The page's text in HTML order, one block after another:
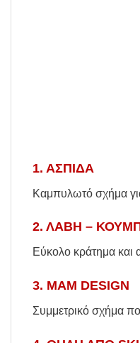
1. ΑΣΠΙΔΑ
Καμπυλωτό σχήμα
2. ΛΑΒΗ –
Εύκολο κράτημα και
3. MAM DESIGN
Συμμετρικό σχήμα